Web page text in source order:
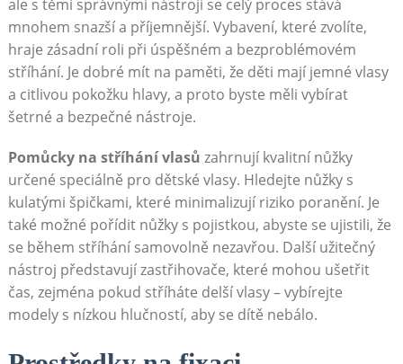
ale s těmi správnými nástroji se celý proces stává
mnohem snazší a příjemnější. Vybavení, které zvolíte,
hraje zásadní roli při úspěšném a bezproblémovém
stříhání. Je dobré mít na paměti, že děti mají jemné vlasy
a citlivou pokožku hlavy, a proto byste měli vybírat
šetrné a bezpečné nástroje.
Pomůcky na stříhání vlasů zahrnují kvalitní nůžky
určené speciálně pro dětské vlasy. Hledejte nůžky s
kulatými špičkami, které minimalizují riziko poranění. Je
také možné pořídit nůžky s pojistkou, abyste se ujistili, že
se během stříhání samovolně nezavřou. Další užitečný
nástroj představují zastřihovače, které mohou ušetřit
čas, zejména pokud stříháte delší vlasy – vybírejte
modely s nízkou hlučností, aby se dítě nebálo.